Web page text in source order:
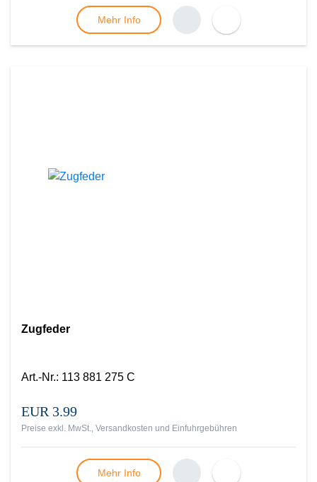
Mehr Info
Zugfeder
Art.-Nr.: 113 881 275 C
EUR 3.99
Preise exkl. MwSt., Versandkosten und Einfuhrgebühren
Mehr Info